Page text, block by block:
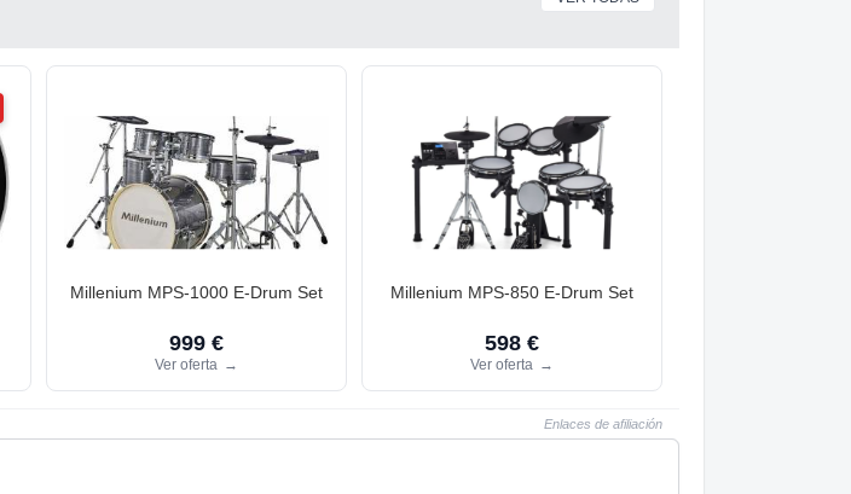
Millenium MPS-1000 E-Drum Set
999 €
Ver oferta →
Millenium MPS-850 E-Drum Set
598 €
Ver oferta →
Enlaces de afiliación